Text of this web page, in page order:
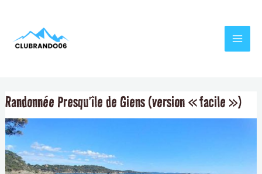
contenu
Randonnée Presqu’île de Giens (version « facile »)
de
l’article